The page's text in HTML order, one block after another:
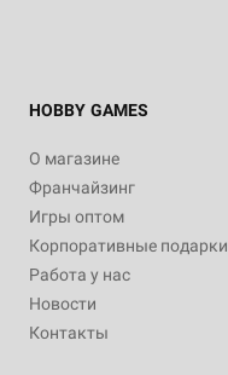
HOBBY GAMES
О магазине
Франчайзинг
Игры оптом
Корпоративные подарки
Работа у нас
Новости
Контакты